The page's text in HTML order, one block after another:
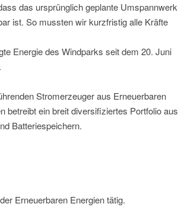
das ursprünglich geplante Umspannwerk
ist. So mussten wir kurzfristig alle Kräfte
Energie des Windparks seit dem 20. Juni
Stromerzeuger aus Erneuerbaren
betreibt ein breit diversifiziertes Portfolio aus
Batteriespeichern.
Erneuerbaren Energien tätig.